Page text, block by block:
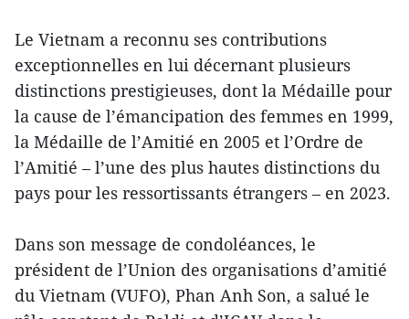
Le Vietnam a reconnu ses contributions
exceptionnelles en lui décernant plusieurs
distinctions prestigieuses, dont la Médaille pour
la cause de l’émancipation des femmes en 1999,
la Médaille de l’Amitié en 2005 et l’Ordre de
l’Amitié – l’une des plus hautes distinctions du
pays pour les ressortissants étrangers – en 2023.
Dans son message de condoléances, le
président de l’Union des organisations d’amitié
du Vietnam (VUFO), Phan Anh Son, a salué le